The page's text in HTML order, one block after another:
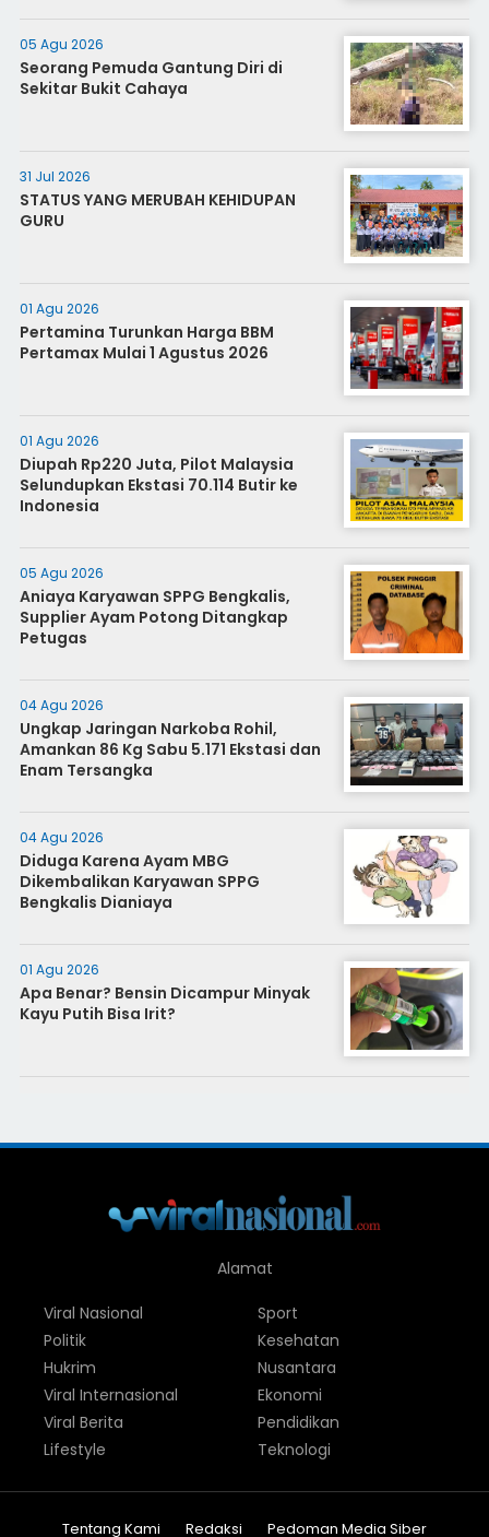
05 Agu 2026
Seorang Pemuda Gantung Diri di
Sekitar Bukit Cahaya
31 Jul 2026
STATUS YANG MERUBAH KEHIDUPAN
GURU
01 Agu 2026
Pertamina Turunkan Harga BBM
Pertamax Mulai 1 Agustus 2026
01 Agu 2026
Diupah Rp220 Juta, Pilot Malaysia
Selundupkan Ekstasi 70.114 Butir ke
Indonesia
05 Agu 2026
Aniaya Karyawan SPPG Bengkalis,
Supplier Ayam Potong Ditangkap
Petugas
04 Agu 2026
Ungkap Jaringan Narkoba Rohil,
Amankan 86 Kg Sabu 5.171 Ekstasi dan
Enam Tersangka
04 Agu 2026
Diduga Karena Ayam MBG
Dikembalikan Karyawan SPPG
Bengkalis Dianiaya
01 Agu 2026
Apa Benar? Bensin Dicampur Minyak
Kayu Putih Bisa Irit?
Alamat
Viral Nasional
Politik
Hukrim
Viral Internasional
Viral Berita
Lifestyle
Sport
Kesehatan
Nusantara
Ekonomi
Pendidikan
Teknologi
Tentang Kami Redaksi Pedoman Media Siber